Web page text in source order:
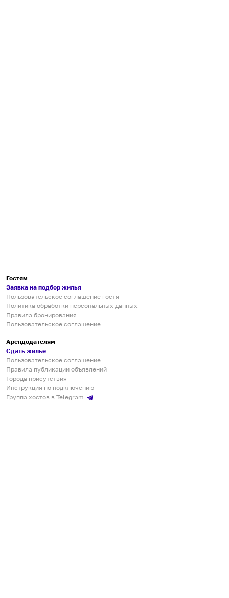
Гостям
Заявка на подбор жилья
Пользовательское соглашение гостя
Политика обработки персональных данных
Правила бронирования
Пользовательское соглашение
Арендодателям
Сдать жилье
Пользовательское соглашение
Правила публикации объявлений
Города присутствия
Инструкция по подключению
Группа хостов в Telegram